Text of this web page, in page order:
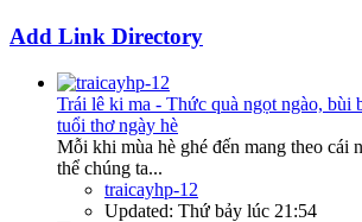
Add Link Directory
Trái lê ki ma - Thức quà ngọt ngào, bùi
tuổi thơ ngày hè
Mỗi khi mùa hè ghé đến mang theo cái
thể chúng ta...
traicayhp-12
Updated: Thứ bảy lúc 21:54